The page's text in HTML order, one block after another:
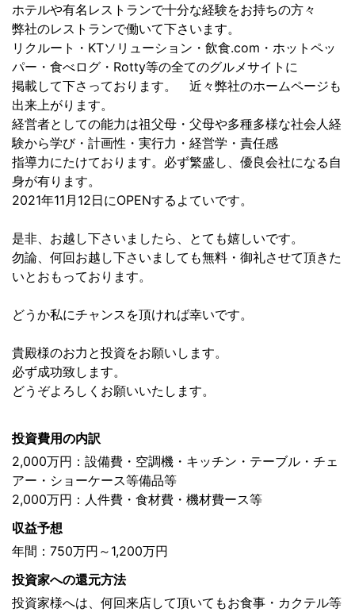
ホテルや有名レストランで十分な経験をお持ちの方々
弊社のレストランで働いて下さいます。
リクルート・KTソリューション・飲食.com・ホットペッ
パー・食べログ・Rotty等の全てのグルメサイトに
掲載して下さっております。 近々弊社のホームページも
出来上がります。
経営者としての能力は祖父母・父母や多種多様な社会人経
験から学び・計画性・実行力・経営学・責任感
指導力にたけております。必ず繁盛し、優良会社になる自
身が有ります。
2021年11月12日にOPENするよていです。
是非、お越し下さいましたら、とても嬉しいです。
勿論、何回お越し下さいましても無料・御礼させて頂きた
いとおもっております。
どうか私にチャンスを頂ければ幸いです。
貴殿様のお力と投資をお願いします。
必ず成功致します。
どうぞよろしくお願いいたします。
投資費用の内訳
2,000万円：設備費・空調機・キッチン・テーブル・チェ
アー・ショーケース等備品等
2,000万円：人件費・食材費・機材費ース等
収益予想
年間：750万円～1,200万円
投資家への還元方法
投資家様へは、何回来店して頂いてもお食事・カクテル等